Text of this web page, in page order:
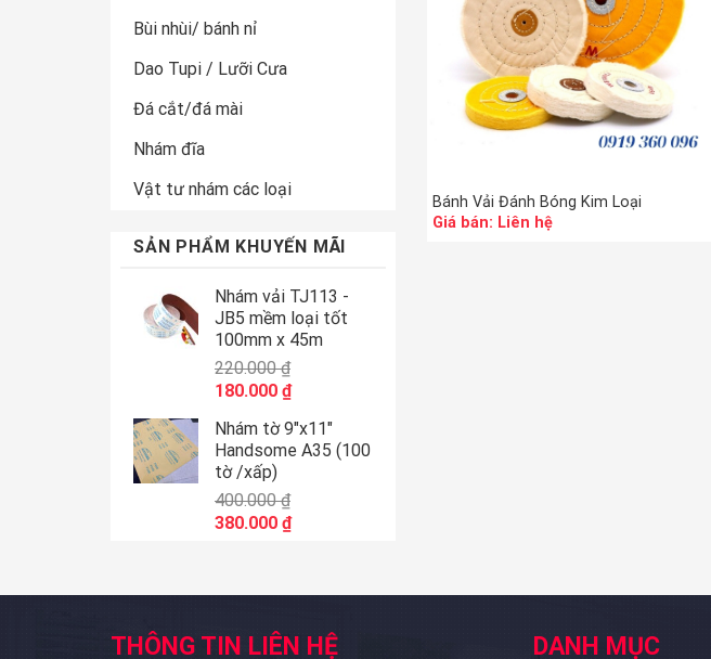
Bùi nhùi/ bánh nỉ
Dao Tupi / Lưỡi Cưa
Đá cắt/đá mài
Nhám đĩa
Vật tư nhám các loại
SẢN PHẨM KHUYẾN MÃI
Nhám vải TJ113 -
JB5 mềm loại tốt
100mm x 45m
220.000₫
180.000 ₫
Nhám tờ 9"x11"
Handsome A35 (100
tờ /xấp)
400.000₫
380.000 ₫
Bánh Vải Đánh Bóng Kim Loại
Giá bán: Liên hệ
THÔNG TIN LIÊN HỆ DANH MỤC